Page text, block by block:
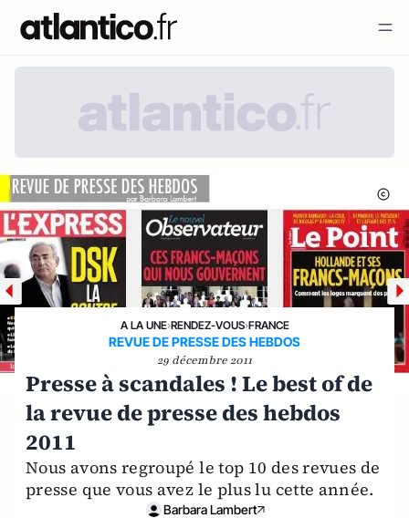
A LA UNE›RENDEZ-VOUS›FRANCE
REVUE DE PRESSE DES HEBDOS
29 décembre 2011
Presse à scandales ! Le best of de
la revue de presse des hebdos
2011
Nous avons regroupé le top 10 des revues de
presse que vous avez le plus lu cette année.
Barbara Lambert